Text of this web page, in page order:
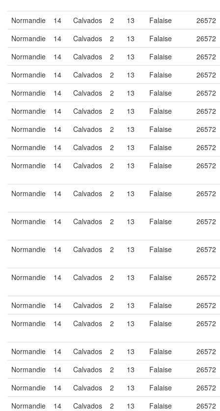
Normandie 14 Calvados 2 13 Falaise
26572
Normandie
14 Calvados 2 13 Falaise
26572
Normandie
14 Calvados 2 13 Falaise
26572
Normandie
14 Calvados 2 13 Falaise
26572
Normandie
14 Calvados 2 13 Falaise
26572
Normandie
14 Calvados 2 13 Falaise
26572
Normandie
14 Calvados 2 13 Falaise
26572
Normandie
14 Calvados 2 13 Falaise
26572
Normandie
14 Calvados 2 13 Falaise 26572
Normandie 14 Calvados 2 13 Falaise 26572
Normandie 14 Calvados 2 13 Falaise 26572
Normandie 14 Calvados 2 13 Falaise 26572
Normandie 14 Calvados 2 13 Falaise 26572
Normandie 14 Calvados 2 13 Falaise
26572
Normandie
14 Calvados 2 13 Falaise 26572
Normandie 14 Calvados 2 13 Falaise
26572
Normandie
14 Calvados 2 13 Falaise
26572
Normandie
14 Calvados 2 13 Falaise
26572
Normandie
14 Calvados 2 13 Falaise
26572